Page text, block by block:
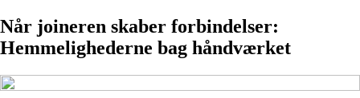
Når joineren skaber forbindelser:
Hemmelighederne bag håndværket